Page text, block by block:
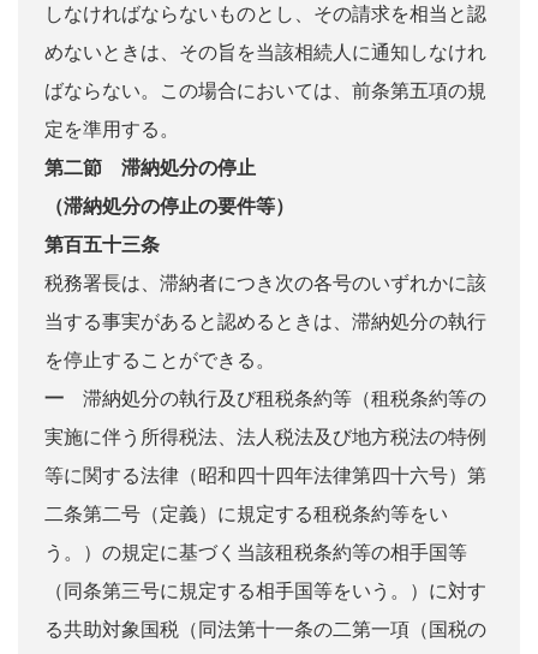
しなければならないものとし、その請求を相当と認
めないときは、その旨を当該相続人に通知しなけれ
ばならない。この場合においては、前条第五項の規
定を準用する。
第二節 滞納処分の停止
（滞納処分の停止の要件等）
第百五十三条
税務署長は、滞納者につき次の各号のいずれかに該
当する事実があると認めるときは、滞納処分の執行
を停止することができる。
一 滞納処分の執行及び租税条約等（租税条約等の
実施に伴う所得税法、法人税法及び地方税法の特例
等に関する法律（昭和四十四年法律第四十六号）第
二条第二号（定義）に規定する租税条約等をい
う。）の規定に基づく当該租税条約等の相手国等
（同条第三号に規定する相手国等をいう。）に対す
る共助対象国税（同法第十一条の二第一項（国税の